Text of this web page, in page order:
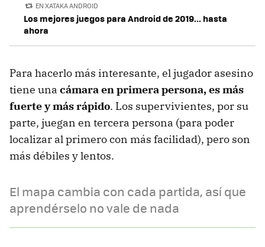
EN XATAKA ANDROID
Los mejores juegos para Android de 2019... hasta
ahora
Para hacerlo más interesante, el jugador asesino
tiene una cámara en primera persona, es más
fuerte y más rápido. Los supervivientes, por su
parte, juegan en tercera persona (para poder
localizar al primero con más facilidad), pero son
más débiles y lentos.
El mapa cambia con cada partida, así que
aprendérselo no vale de nada